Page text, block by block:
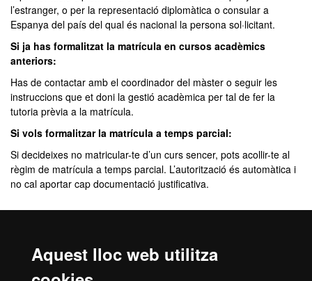
Aquest lloc web utilitza
l’estranger, o per la representació diplomàtica o consular a
Espanya del país del qual és nacional la persona sol·licitant.
Si ja has formalitzat la matrícula en cursos acadèmics
anteriors:
Has de contactar amb el coordinador del màster o seguir les
instruccions que et doni la gestió acadèmica per tal de fer la
tutoria prèvia a la matrícula.
Si vols formalitzar la matrícula a temps parcial:
Si decideixes no matricular-te d’un curs sencer, pots acollir-te al
règim de matrícula a temps parcial. L’autorització és automàtica i
no cal aportar cap documentació justificativa.
19,37€ per crèdit (estudiants UE o residents). Curs 2026-2027.
75€ per crèdit